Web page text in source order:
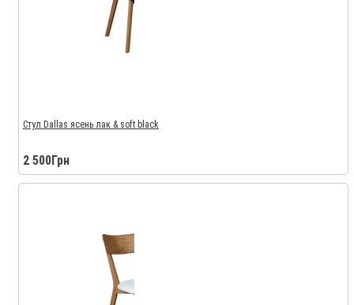
Стул Dallas ясень лак & soft black
2 500Грн